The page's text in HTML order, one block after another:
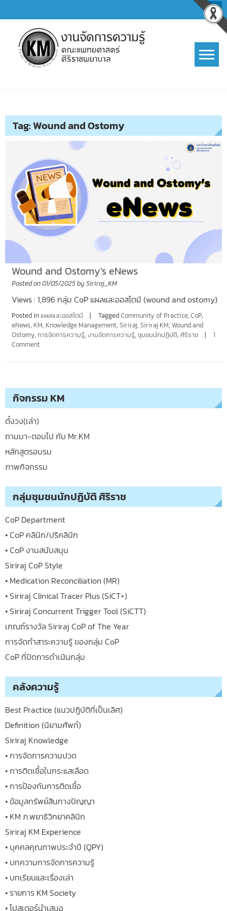
to
content
Tag:Wound and Ostomy
Wound and Ostomy’s eNews
Posted on01/05/2025by Siriraj_KM
Views : 1,896 กลุ่ม CoP แผลและออสโตมี (wound and ostomy)
Posted in แผลและออสโตมี TaggedCommunity of Practice, CoP,
eNews, KM, Knowledge Management, Siriraj, Siriraj KM, Wound and
Ostomy, การจัดการความรู้, งานจัดการความรู้, ชุมชนนักปฏิบัติ, ศิริราช
1
Comment
กิจกรรม KM
ตั้งวง(เล่า)
ถามมา-ตอบไป กับ Mr.KM
หลักสูตรอบรม
ภาพกิจกรรม
กลุ่มชุมชนนักปฏิบัติ ศิริราช
CoP Department
• CoP คลินิก/ปริคลินิก
• CoP งานสนับสนุน
Siriraj CoP Style
• Medication Reconciliation (MR)
• Siriraj Clinical Tracer Plus (SiCT+)
• Siriraj Concurrent Trigger Tool (SiCTT)
เกณฑ์รางวัล Siriraj CoP of The Year
การจัดทำสาระความรู้ ของกลุ่ม CoP
CoP ที่ปิดการดำเนินกลุ่ม
คลังความรู้
Best Practice (แนวปฏิบัติที่เป็นเลิศ)
Definition (นิยามศัพท์)
Siriraj Knowledge
• การจัดการความปวด
• การติดเชื้อในกระแสเลือด
• การป้องกันการติดเชื้อ
• ข้อมูลทรัพย์สินทางปัญญา
• KM ภ.พยาธิวิทยาคลินิก
Siriraj KM Experience
• บุคคลคุณภาพประจำปี (QPY)
• บทความการจัดการความรู้
• บทเรียนและเรื่องเล่า
• รายการ KM Society
• โปสเตอร์นำเสนอ